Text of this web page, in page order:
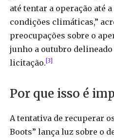
até tentar a operação até
condições climáticas,”
preocupações sobre o
junho a outubro
licitação.[3]
Por que isso é
A tentativa de recuperar
Boots” lança luz sobre o